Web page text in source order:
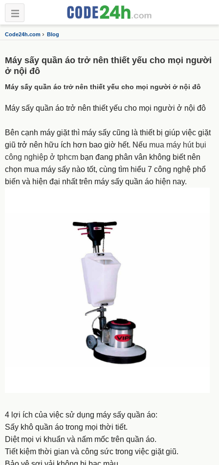
Code24h.com › Blog
Máy sấy quần áo trở nên thiết yếu cho mọi người
ở nội đô
Máy sấy quần áo trở nên thiết yếu cho mọi người ở nội đô
Máy sấy quần áo trở nên thiết yếu cho mọi người ở nội đô
Bên cạnh máy giặt thì máy sấy cũng là thiết bị giúp việc giặt
giũ trở nên hữu ích hơn bao giờ hết. Nếu mua máy hút bụi
công nghiệp ở tphcm bạn đang phân vân không biết nên
chọn mua máy sấy nào tốt, cùng tìm hiểu 7 công nghệ phổ
biến và hiện đại nhất trên máy sấy quần áo hiện nay.
4 lợi ích của việc sử dụng máy sấy quần áo:
Sấy khô quần áo trong mọi thời tiết.
Diệt mọi vi khuẩn và nấm mốc trên quần áo.
Tiết kiệm thời gian và công sức trong việc giặt giũ.